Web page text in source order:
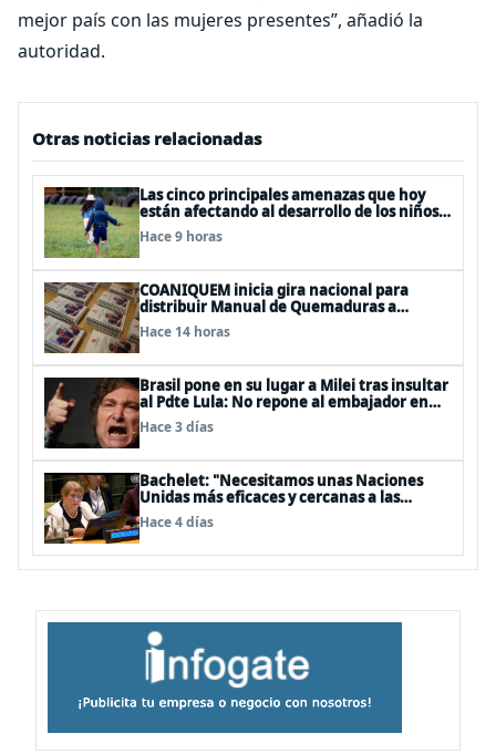
mejor país con las mujeres presentes”, añadió la
autoridad.
Otras noticias relacionadas
Las cinco principales amenazas que hoy
están afectando al desarrollo de los niños
en Chile
Hace 9 horas
COANIQUEM inicia gira nacional para
distribuir Manual de Quemaduras a
profesionales de la salud
Hace 14 horas
Brasil pone en su lugar a Milei tras insultar
al Pdte Lula: No repone al embajador en
BBSS y rebaja la relación bilateral
Hace 3 días
Bachelet: "Necesitamos unas Naciones
Unidas más eficaces y cercanas a las
personas"
Hace 4 días